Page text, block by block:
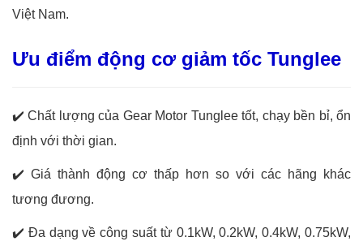
Việt Nam.
Ưu điểm động cơ giảm tốc Tunglee
✔️Chất lượng của Gear Motor Tunglee tốt, chạy bền bỉ, ổn
định với thời gian.
✔️ Giá thành động cơ thấp hơn so với các hãng khác
tương đương.
✔️ Đa dạng về công suất từ 0.1kW, 0.2kW, 0.4kW, 0.75kW,